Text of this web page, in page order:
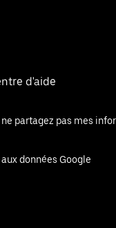
d'aide
ne partagez pas mes
données Google